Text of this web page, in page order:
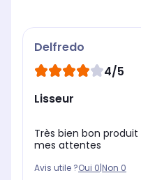
Delfredo
4/5
Lisseur
Très bien bon
mes attentes
Avis utile ?Oui 0|Non 0